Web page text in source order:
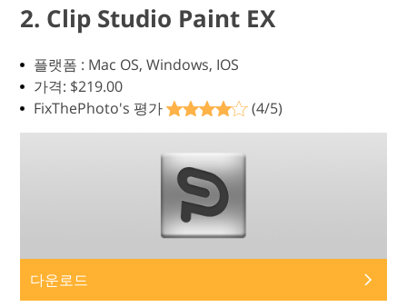
2. Clip Studio Paint EX
플랫폼 : Mac OS, Windows, IOS
가격: $219.00
FixThePhoto's 평가
(4/5)
다운로드